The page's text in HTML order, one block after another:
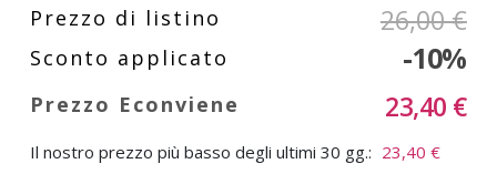
26,00 €
-10%
23,40 €
Il nostro prezzo più basso degli ultimi 30 gg.: 23,40 €